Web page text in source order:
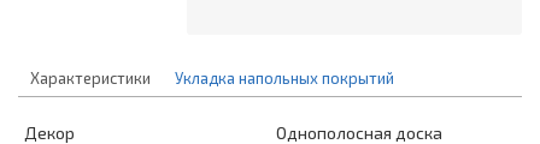
Характеристики Укладка напольных покрытий
Декор
Однополосная доска